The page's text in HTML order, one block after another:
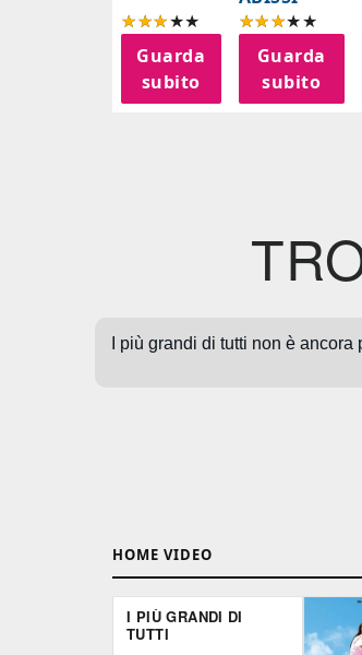
Guarda
subito
Guarda
subito
HOME VIDEO
I PIÙ GRANDI DI
TUTTI